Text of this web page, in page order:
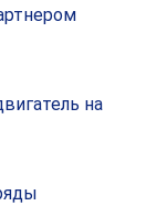
на